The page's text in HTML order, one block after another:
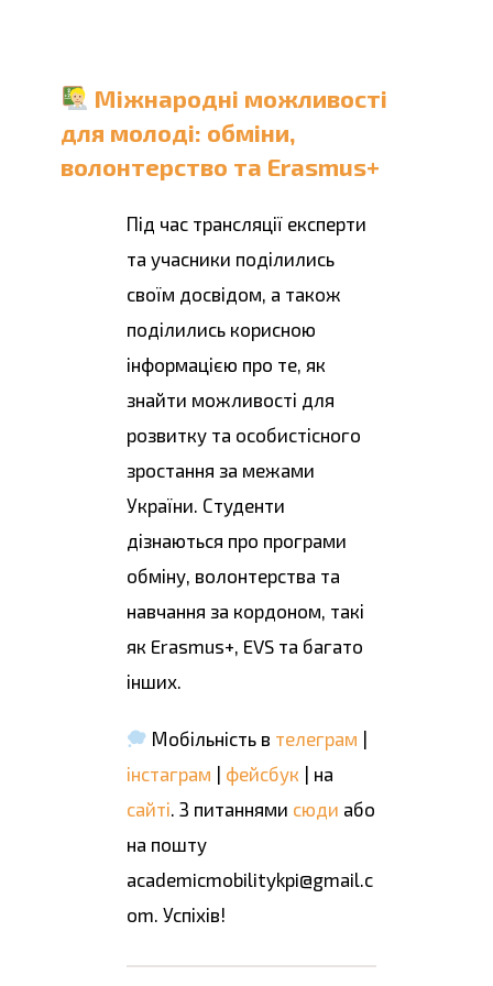
Міжнародні можливості
для молоді: обміни,
волонтерство та Erasmus+
Під час трансляції експерти
та учасники поділились
своїм досвідом, а також
поділились корисною
інформацією про те, як
знайти можливості для
розвитку та особистісного
зростання за межами
України. Студенти
дізнаються про програми
обміну, волонтерства та
навчання за кордоном, такі
як Erasmus+, EVS та багато
інших.
Мобільність в телеграм
інстаграм
фейсбук | на
сайті. З питаннями сюди або
на пошту
academicmobilitykpi@gmail.c
om. Успіхів!